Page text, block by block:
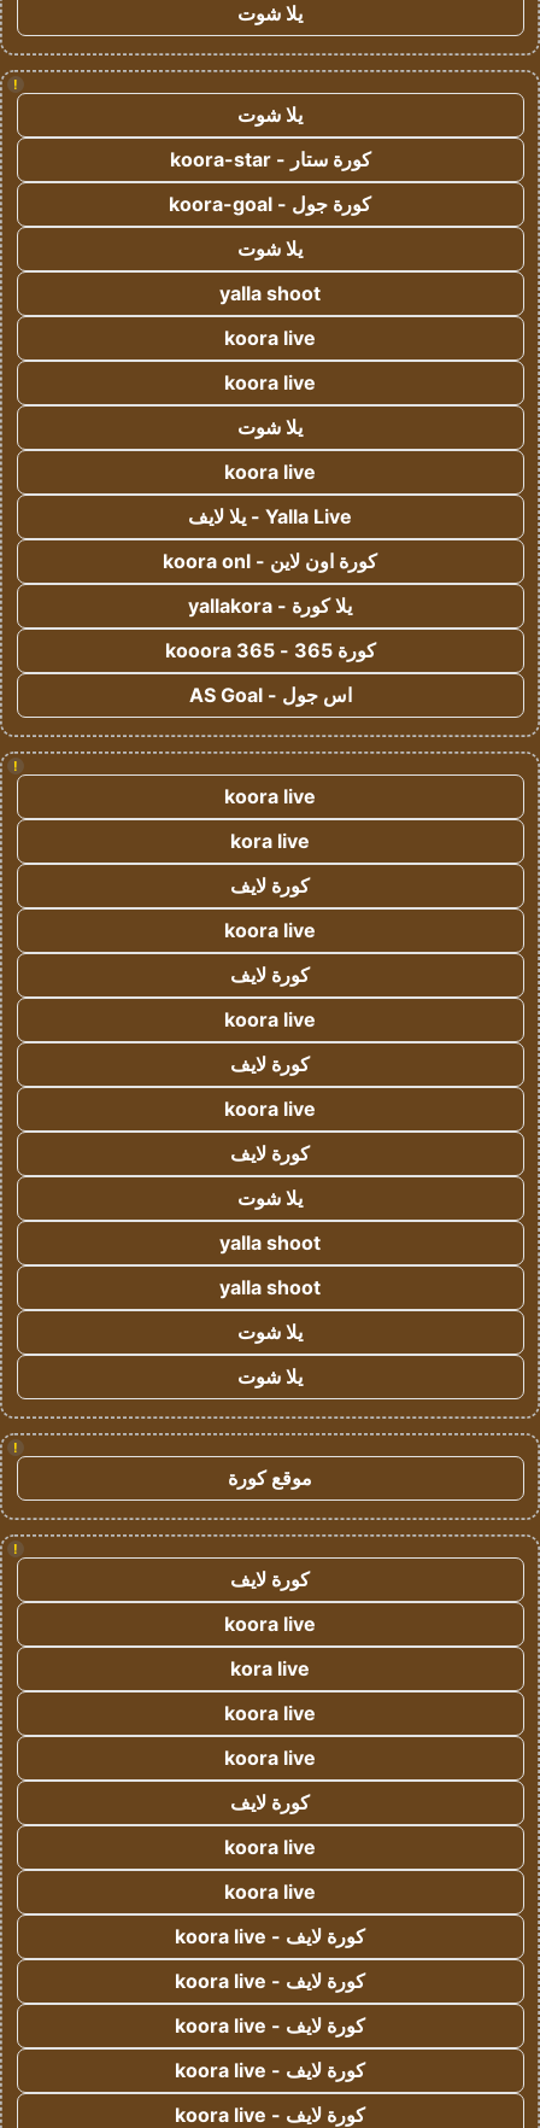
يلا شوت
!
يلا شوت
كورة ستار - koora-star
كورة جول - koora-goal
يلا شوت
yalla shoot
koora live
koora live
يلا شوت
koora live
Yalla Live - يلا لايف
كورة اون لاين - koora onl
يلا كورة - yallakora
كورة 365 - kooora 365
اس جول - AS Goal
!
koora live
kora live
كورة لايف
koora live
كورة لايف
koora live
كورة لايف
koora live
كورة لايف
يلا شوت
yalla shoot
yalla shoot
يلا شوت
يلا شوت
!
موقع كورة
!
كورة لايف
koora live
kora live
koora live
koora live
كورة لايف
koora live
koora live
كورة لايف - koora live
كورة لايف - koora live
كورة لايف - koora live
كورة لايف - koora live
كورة لايف - koora live